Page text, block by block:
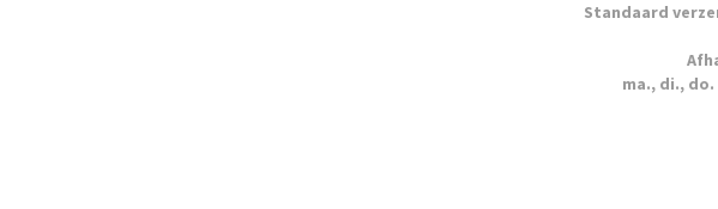
Standaard
ma., di.,